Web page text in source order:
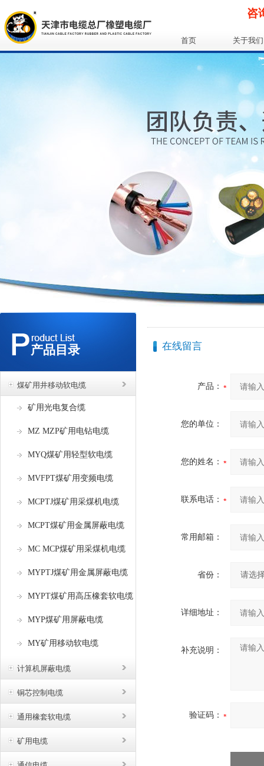
咨
首页 关于我们
产品目录
煤矿用井移动软电缆
矿用光电复合缆
MZ MZP矿用电钻电缆
MYQ煤矿用轻型软电缆
MVFPT煤矿用变频电缆
MCPTJ煤矿用采煤机电缆
MCPT煤矿用金属屏蔽电缆
MC MCP煤矿用采煤机电缆
MYPTJ煤矿用金属屏蔽电缆
MYPT煤矿用高压橡套软电缆
MYP煤矿用屏蔽电缆
MY矿用移动软电缆
计算机屏蔽电缆
铜芯控制电缆
通用橡套软电缆
矿用电缆
在线留言
产品：
您的单位：
您的姓名：
联系电话：
常用邮箱：
省份：
详细地址：
补充说明：
验证码：